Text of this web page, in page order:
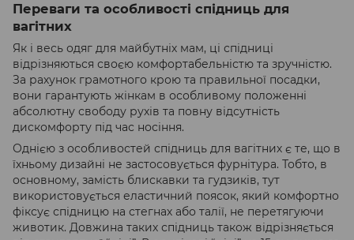
Переваги та особливості спідниць для
вагітних
Як і весь одяг для майбутніх мам, ці спідниці
відрізняються своєю комфортабельністю та зручністю.
За рахунок грамотного крою та правильної посадки,
вони гарантують жінкам в особливому положенні
абсолютну свободу рухів та повну відсутність
дискомфорту під час носіння.
Однією з особливостей спідниць для вагітних є те, що в
їхньому дизайні не застосовується фурнітура. Тобто, в
основному, замість блискавки та гудзиків, тут
використовується еластичний поясок, який комфортно
фіксує спідницю на стегнах або талії, не перетягуючи
животик. Довжина таких спідниць також відрізняється